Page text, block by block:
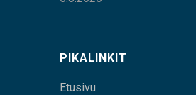
PIKALINKIT
Etusivu